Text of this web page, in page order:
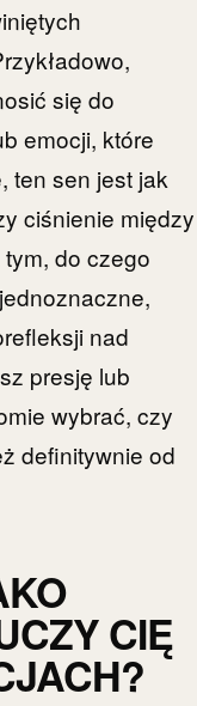
się do
emocji, które
ten sen jest jak
ciśnienie między
do czego
nad
presję lub
wybrać, czy
definitywnie od
CIĘ